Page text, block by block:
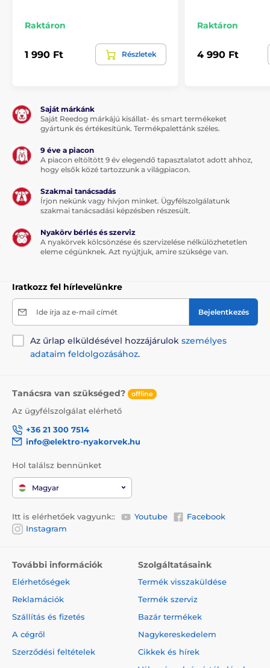
Raktáron
1 990 Ft Részletek
Raktáron
4 990 Ft
Saját márkánk
Saját Reedog márkájú kisállat- és smart termékeket
gyártunk és értékesítünk. Termékpalettánk széles.
9 éve a piacon
A piacon eltöltött 9 év elegendő tapasztalatot adott ahhoz,
hogy elsők közé tartozzunk a világpiacon.
Szakmai tanácsadás
Írjon nekünk vagy hívjon minket. Ügyfélszolgálatunk
szakmai tanácsadási képzésben részesült.
Nyakörv bérlés és szerviz
A nyakörvek kölcsönzése és szervizelése nélkülözhetetlen
eleme cégünknek. Azt nyújtjuk, amire szüksége van.
Iratkozz fel hírlevelünkre
Ide írja az e-mail címét Bejelentkezés
Az űrlap elküldésével hozzájárulok személyes
adataim feldolgozásához.
Tanácsra van szükséged? offline
Az ügyfélszolgálat elérhető
+36 21 300 7514
info@elektro-nyakorvek.hu
Hol találsz bennünket
Magyar
Itt is elérhetőek vagyunk:: Youtube
Facebook
Instagram
További információk
Elérhetőségek
Reklamációk
Szállítás és fizetés
A cégről
Szerződési feltételek
Szolgáltatásaink
Termék visszaküldése
Termék szerviz
Bazár termékek
Nagykereskedelem
Cikkek és hírek